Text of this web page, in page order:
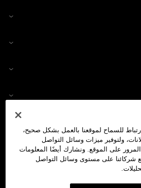
للسماح لموقعنا بالعمل بشكل صحيح،
ولتوفير ميزات وسائل التواصل
على الموقع. ونشارك أيضًا المعلومات
شركائنا على مستوى وسائل التواصل